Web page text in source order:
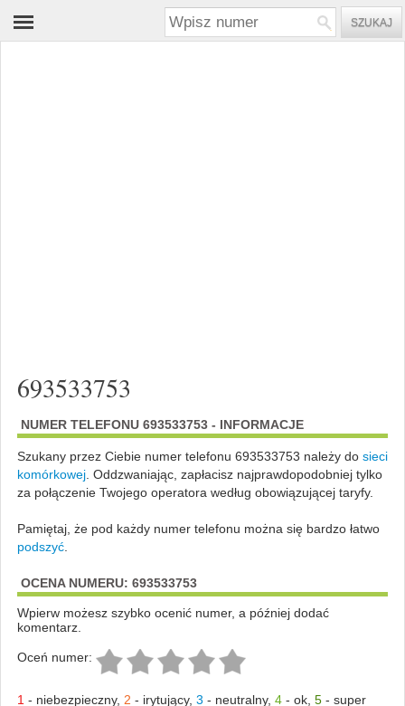
693533753
NUMER TELEFONU 693533753 - INFORMACJE
Szukany przez Ciebie numer telefonu 693533753 należy do sieci
komórkowej. Oddzwaniając, zapłacisz najprawdopodobniej tylko
za połączenie Twojego operatora według obowiązującej taryfy.
Pamiętaj, że pod każdy numer telefonu można się bardzo łatwo
podszyć.
OCENA NUMERU: 693533753
Wpierw możesz szybko ocenić numer, a później dodać
komentarz.
Oceń numer:
1 - niebezpieczny, 2 - irytujący, 3 - neutralny, 4- ok, 5- super